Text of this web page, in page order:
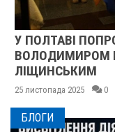
У ПОЛТАВІ
ВОЛОДИМИРОМ
ЛІЩИНСЬКИМ
25 листопада 2025 0
БЛОГИ